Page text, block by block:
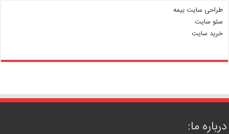
طراحی سایت بیمه
سئو سایت
خرید سایت
درباره ما: